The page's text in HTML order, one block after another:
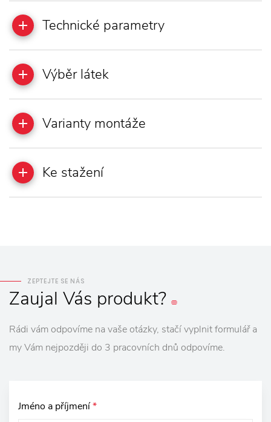
Technické parametry
Výběr látek
Varianty montáže
Ke stažení
ZEPTEJTE SE NÁS
Zaujal Vás produkt?
Rádi vám odpovíme na vaše otázky, stačí vyplnit formulář a
my Vám nejpozději do 3 pracovních dnů odpovíme.
Jméno a příjmení*